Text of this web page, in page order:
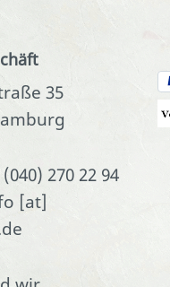
35
270 22 94
[at]